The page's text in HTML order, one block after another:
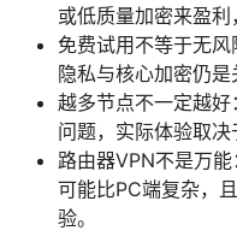
或低质量加密来盈利
免费试用不等于无
隐私与核心加密仍是
越多节点不一定越
问题，实际体验取决
路由器VPN不是万
可能比PC端复杂，
验。